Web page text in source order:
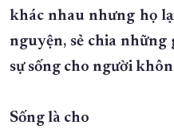
CHUNG TAY CẢI CÁCH HÀNH
XÂY DỰNG NÔNG THÔN MỚI
TÀU - XE - MÁY BAY
KHOẢNH KHẮC ĐẸP XỨ TRẦM
khác nhau nhưng họ
nguyện, sẻ chia
sự sống cho người
Sống là cho